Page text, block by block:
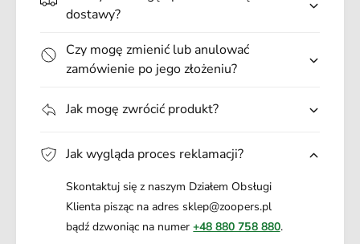
dostawy?
Czy mogę zmienić lub anulować
zamówienie po jego złożeniu?
Jak mogę zwrócić produkt?
Jak wygląda proces reklamacji?
Skontaktuj się z naszym Działem Obsługi
Klienta pisząc na adres sklep@zoopers.pl
bądź dzwoniąc na numer+48 880 758 880.